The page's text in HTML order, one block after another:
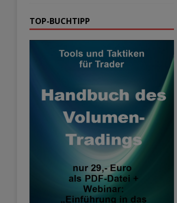
TOP-BUCHTIPP